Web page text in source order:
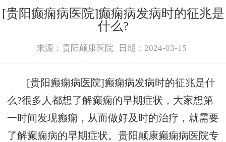
[贵阳癫痫病医院]癫痫病发病时的征兆是
什么?
来源：贵阳颠康医院 日期：2024-03-15
[贵阳癫痫病医院]癫痫病发病时的征兆是什
么?很多人都想了解癫痫的早期症状，大家想第
一时间发现癫痫，从而做好及时的治疗，就需要
了解癫痫病的早期症状。贵阳颠康癫痫病医院专